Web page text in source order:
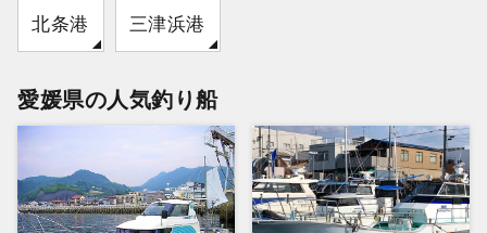
北条港 三津浜港
愛媛県の人気釣り船